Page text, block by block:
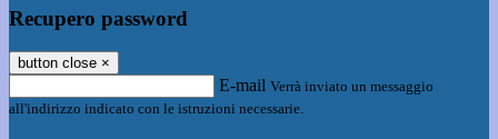
Recupero password
button close ×
E-mail Verrà inviato un messaggio
all'indirizzo indicato con le istruzioni necessarie.